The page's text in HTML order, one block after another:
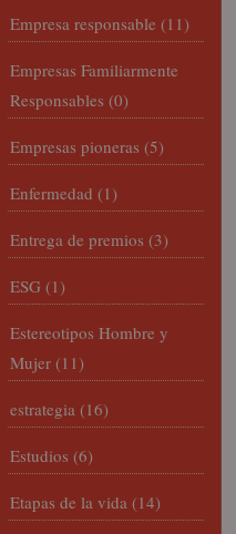
Empresa responsable (11)
Empresas Familiarmente
Responsables (0)
Empresas pioneras (5)
Enfermedad (1)
Entrega de premios (3)
ESG (1)
Estereotipos Hombre y
Mujer (11)
estrategia (16)
Estudios (6)
Etapas de la vida (14)